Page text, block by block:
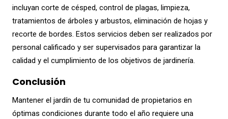
incluyan corte de césped, control de plagas, limpieza,
tratamientos de árboles y arbustos, eliminación de hojas y
recorte de bordes. Estos servicios deben ser realizados por
personal calificado y ser supervisados para garantizar la
calidad y el cumplimiento de los objetivos de jardinería.
Conclusión
Mantener el jardín de tu comunidad de propietarios en
óptimas condiciones durante todo el año requiere una